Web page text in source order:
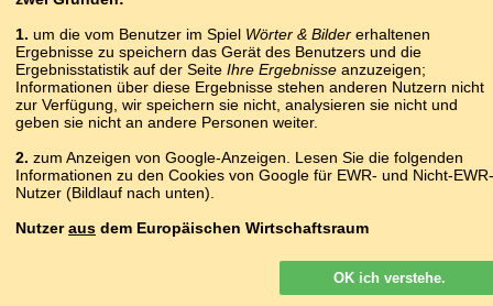
ESPERANTO
ESTNISCH valmistama
FÄRÖISCH elda
FINNISCH keittää
FRANZÖSISCH cuisiner
FURLANISCH cusinâ
GRIECHISCH μαγειρεύω
IRISCH cócaráil
ISLÄNDISCH elda
ITALIENISCH cuocere
1. um die vom Benutzer im Spiel Wörter & Bildererhaltenen
Ergebnisse zu speichern das Gerät des Benutzers und die
Ergebnisstatistik auf der Seite Ihre Ergebnisse anzuzeigen;
Informationen über diese Ergebnisse stehen anderen Nutzern nicht
zur Verfügung, wir speichern sie nicht, analysieren sie nicht und
geben sie nicht an andere Personen weiter.
2. zum Anzeigen von Google-Anzeigen. Lesen Sie die folgenden
Informationen zu den Cookies von Google für EWR- und Nicht-EWR-
Nutzer (Bildlauf nach unten).
Nutzeraus dem Europäischen Wirtschaftsraum
Google-Anzeigen, die auf unserer Website für Nutzer aus dem EWR
personalisiert. Obwohl diese Anzeigen
keine Cookies für die Personalisierung von Anzeigen verwenden,
OK ich verstehe.